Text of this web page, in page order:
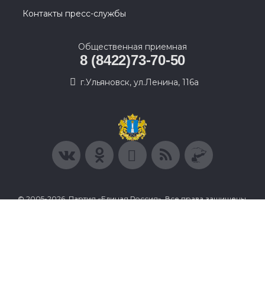
Контакты пресс-службы
Общественная приемная
8 (8422)73-70-50
г.Ульяновск, ул.Ленина, 116а
© 2005-2026, Партия «Единая Россия». Все права защищены.